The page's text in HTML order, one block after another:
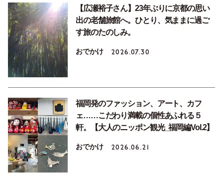
【広瀬裕子さん】23年ぶりに京都の思い
出の老舗旅館へ。ひとり、気ままに過ご
す旅のたのしみ。
おでかけ 2026.07.30
福岡発のファッション、アート、カフ
ェ……こだわり満載の個性あふれる５
軒。【大人のニッポン観光_福岡編Vol.2】
おでかけ 2026.06.21